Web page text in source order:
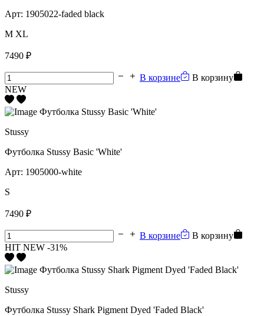
Арт: 1905022-faded black
M XL
7490 ₽
В корзине
В корзину
NEW
Stussy
Футболка Stussy Basic 'White'
Арт: 1905000-white
S
7490 ₽
В корзине
В корзину
HIT NEW -31%
Stussy
Футболка Stussy Shark Pigment Dyed 'Faded Black'